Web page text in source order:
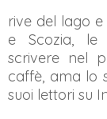
rive del lago
e Scozia, le
scrivere nel
caffè, ama lo
suoi lettori su